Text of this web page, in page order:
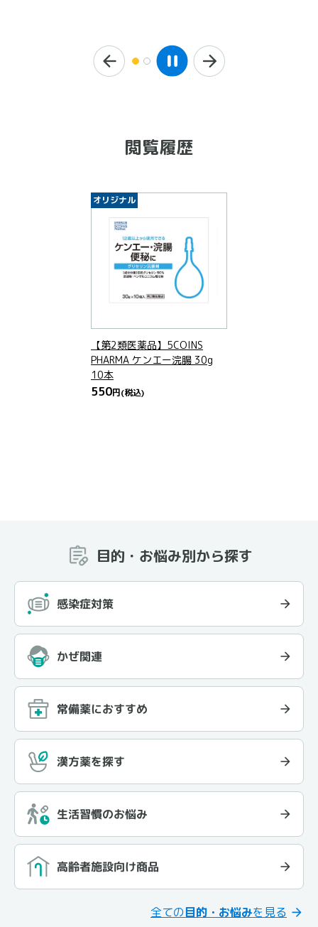
閲覧履歴
オリジナル
【第2類医薬品】5COINS
PHARMA ケンエー浣腸 30g
10本
550円(税込)
目的・お悩み別から探す
感染症対策
かぜ関連
常備薬におすすめ
漢方薬を探す
生活習慣のお悩み
高齢者施設向け商品
全ての目的・お悩みを見る